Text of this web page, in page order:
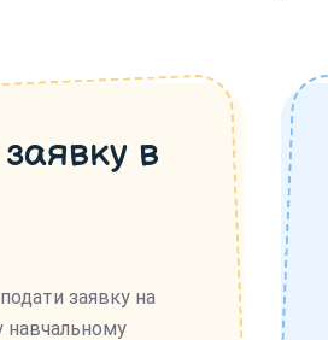
в
заявку на
навчальному